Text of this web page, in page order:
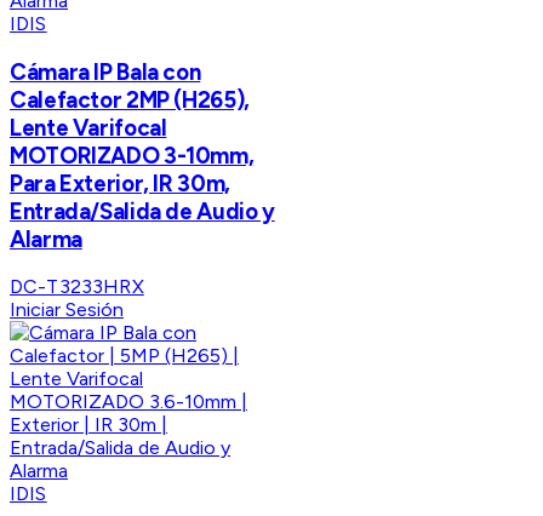
IDIS
Cámara IP Bala con
Calefactor 2MP (H265),
Lente Varifocal
MOTORIZADO 3-10mm,
Para Exterior, IR 30m,
Entrada/Salida de Audio y
Alarma
DC-T3233HRX
Iniciar Sesión
IDIS